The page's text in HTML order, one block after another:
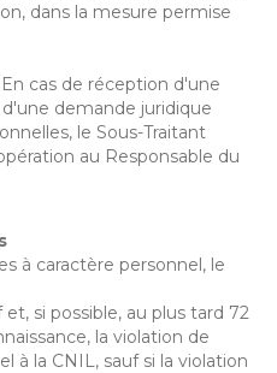
dans la mesure permise
cas de réception d'une
demande juridique
le Sous-Traitant
au Responsable du
à caractère personnel, le
si possible, au plus tard 72
la violation de
à la CNIL, sauf si la violation